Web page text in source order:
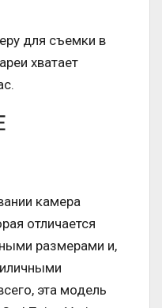
для съемки в
хватает
камера
отличается
размерами и,
эта модель